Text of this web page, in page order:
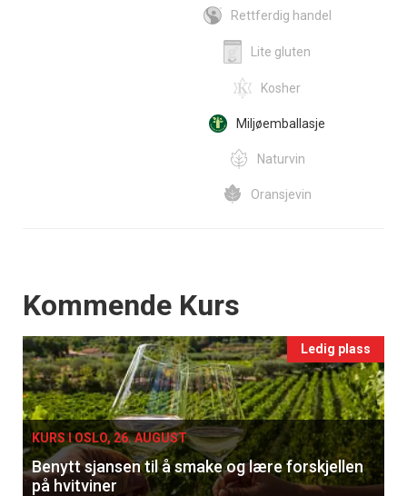
Rettferdig handel
Lite gluten
Kosher
Miljøemballasje
Naturvin
Oransjevin
Events
Kommende Kurs
Ledig plass
KURS I OSLO, 26. AUGUST
Benytt sjansen til å smake og lære forskjellen
på hvitviner